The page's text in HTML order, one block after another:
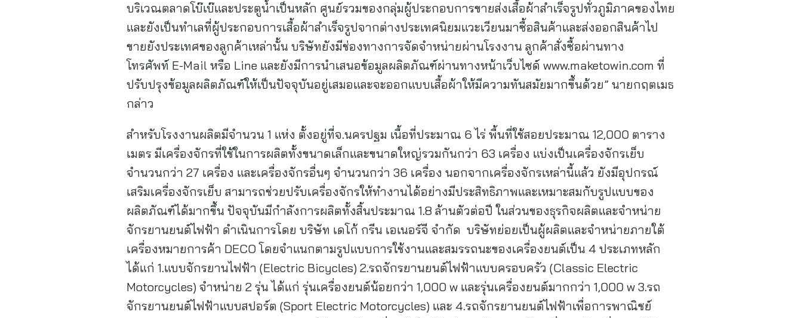
บริเวณตลาดโบ๊เบ๊และประตูน้ำเป็นหลัก ศูนย์รวมของกลุ่มผู้ประกอบการขายส่งเสื้อผ้าสำเร็จรูปทั่วภูมิภาคของไทย
และยังเป็นทำเลที่ผู้ประกอบการเสื้อผ้าสำเร็จรูปจากต่างประเทศนิยมแวะเวียนมาซื้อสินค้าและส่งออกสินค้าไป
ขายยังประเทศของลูกค้าเหล่านั้น บริษัทยังมีช่องทางการจัดจำหน่ายผ่านโรงงาน ลูกค้าสั่งซื้อผ่านทาง
โทรศัพท์ E-Mail หรือ Line และยังมีการนำเสนอข้อมูลผลิตภัณฑ์ผ่านทางหน้าเว็บไซด์ www.maketowin.com ที่
ปรับปรุงข้อมูลผลิตภัณฑ์ให้เป็นปัจจุบันอยู่เสมอและจะออกแบบเสื้อผ้าให้มีความทันสมัยมากขึ้นด้วย” นายกฤตเมธ
กล่าว
สำหรับโรงงานผลิตมีจำนวน 1 แห่ง ตั้งอยู่ที่จ.นครปฐม เนื้อที่ประมาณ 6 ไร่ พื้นที่ใช้สอยประมาณ 12,000 ตาราง
เมตร มีเครื่องจักรที่ใช้ในการผลิตทั้งขนาดเล็กและขนาดใหญ่รวมกันกว่า 63 เครื่อง แบ่งเป็นเครื่องจักรเย็บ
จำนวนกว่า 27 เครื่อง และเครื่องจักรอื่นๆ จำนวนกว่า 36 เครื่อง นอกจากเครื่องจักรเหล่านี้แล้ว ยังมีอุปกรณ์
เสริมเครื่องจักรเย็บ สามารถช่วยปรับเครื่องจักรให้ทำงานได้อย่างมีประสิทธิภาพและเหมาะสมกับรูปแบบของ
ผลิตภัณฑ์ได้มากขึ้น ปัจจุบันมีกำลังการผลิตทั้งสิ้นประมาณ 1.8 ล้านตัวต่อปี ในส่วนของธุรกิจผลิตและจำหน่าย
จักรยานยนต์ไฟฟ้า ดำเนินการโดย บริษัท เดโก้ กรีน เอเนอร์จี จำกัด บริษัทย่อยเป็นผู้ผลิตและจำหน่ายภายใต้
เครื่องหมายการค้า DECO โดยจำแนกตามรูปแบบการใช้งานและสมรรถนะของเครื่องยนต์เป็น 4 ประเภทหลัก
ได้แก่ 1.แบบจักรยานไฟฟ้า (Electric Bicycles) 2.รถจักรยานยนต์ไฟฟ้าแบบครอบครัว (Classic Electric
Motorcycles) จำหน่าย 2 รุ่น ได้แก่ รุ่นเครื่องยนต์น้อยกว่า 1,000 w และรุ่นเครื่องยนต์มากกว่า 1,000 w 3.รถ
จักรยานยนต์ไฟฟ้าแบบสปอร์ต (Sport Electric Motorcycles) และ 4.รถจักรยานยนต์ไฟฟ้าเพื่อการพาณิชย์